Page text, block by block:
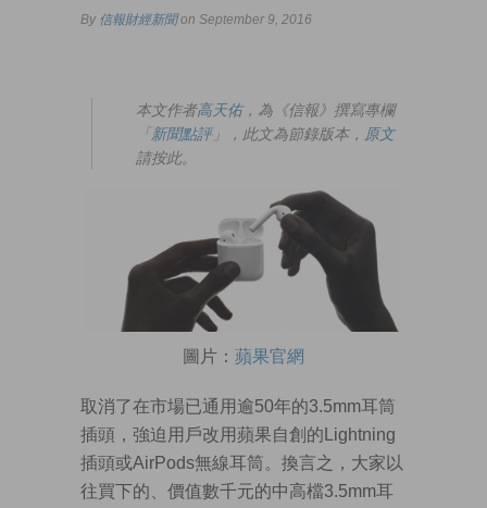
By 信報財經新聞on September 9, 2016
本文作者高天佑，為《信報》撰寫專欄
「 新聞點評」，此文為節錄版本， 原文
請按此。
圖片： 蘋果官網
取消了在市場已通用逾50年的3.5mm耳筒
插頭，強迫用戶改用蘋果自創的Lightning
插頭或AirPods無線耳筒。換言之，大家以
往買下的、價值數千元的中高檔3.5mm耳